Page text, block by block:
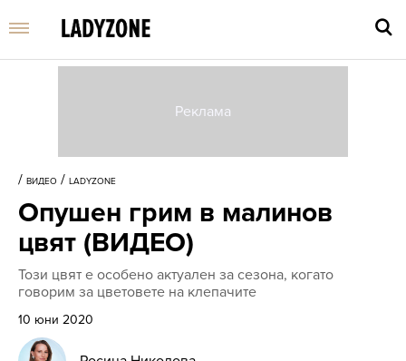
/ ВИДЕО / LADYZONE
Опушен грим в малинов
цвят (ВИДЕО)
Този цвят е особено актуален за сезона, когато
говорим за цветовете на клепачите
10 юни 2020